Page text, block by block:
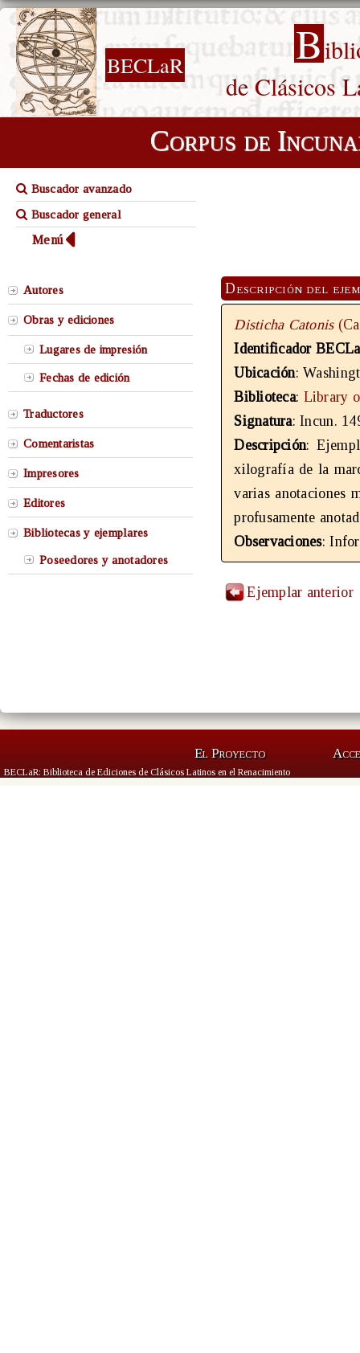
BECLaR B
de Clásicos
Corpus de
Buscador avanzado
Buscador general
Menú
Autores
Obras y ediciones
Lugares de impresión
Fechas de edición
Traductores
Comentaristas
Impresores
Editores
Bibliotecas y ejemplares
Poseedores y anotadores
Descripción del
Disticha Catonis
Identificador
Ubicación:
Biblioteca: Library
Signatura: Incun.
Descripción:
xilografía de la
varias anotaciones
profusamente
Observaciones:
Ejemplar anterior
El Proyecto
BECLaR: Biblioteca de Ediciones de Clásicos Latinos en el Renacimiento